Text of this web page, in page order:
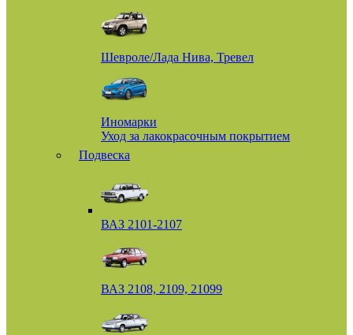
Шевроле/Лада Нива, Тревел
Иномарки
Уход за лакокрасочным покрытием
Подвеска
ВАЗ 2101-2107
ВАЗ 2108, 2109, 21099